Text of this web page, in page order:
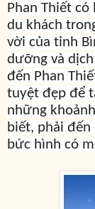
Phan Thiết
du khách
vời của tỉnh
dưỡng và
đến Phan
tuyệt đẹp để
những
biết, phải
bức hình có